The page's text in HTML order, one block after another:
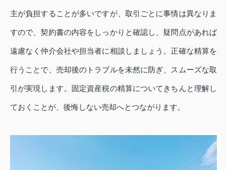
主が負担することが多いですが、取引ごとに事情は異なりま
すので、契約書の内容をしっかりと確認し、疑問点があれば
遠慮なく仲介会社や担当者に相談しましょう。正確な精算を
行うことで、売却後のトラブルを未然に防ぎ、スムーズな取
引が実現します。固定資産税の精算についてきちんと理解し
ておくことが、後悔しない売却へとつながります。